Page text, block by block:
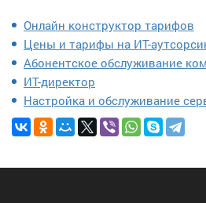
Онлайн конструктор тарифов
Цены и тарифы на ИТ-
Абонентское обслуживание
ИТ-директор
Настройка и обслуживание